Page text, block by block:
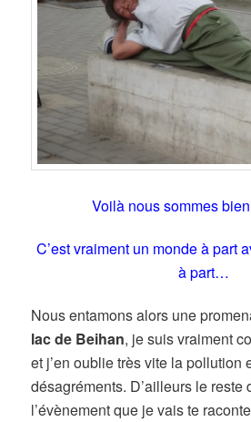
Voilà nous sommes
C’est vraiment un monde à part
à part…
Nous entamons alors une
lac de Beihan, je suis vraiment
et j’en oublie très vite la pollution
désagréments. D’ailleurs le reste
l’évènement que je vais te